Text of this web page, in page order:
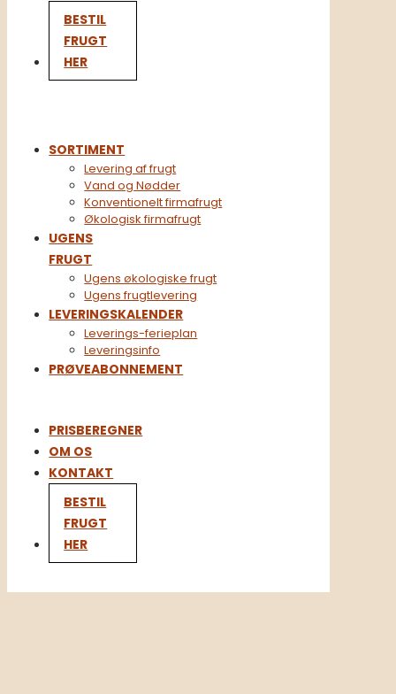
BESTIL
FRUGT
HER
SORTIMENT
Levering af frugt
Vand og Nødder
Konventionelt firmafrugt​
Økologisk firmafrugt
UGENS
FRUGT
Ugens økologiske frugt
Ugens frugtlevering
LEVERINGSKALENDER
Leverings-ferieplan
Leveringsinfo
PRØVEABONNEMENT
PRISBEREGNER
OM OS
KONTAKT
BESTIL
FRUGT
HER